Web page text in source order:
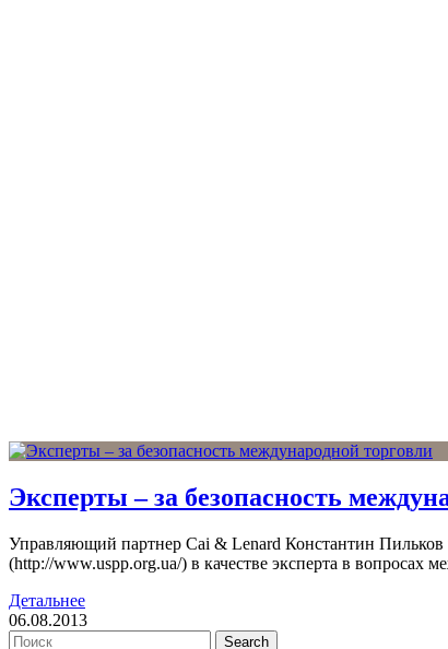
Эксперты – за безопасность
Управляющий партнер Cai & Lenard Константин Пильков
(http://www.uspp.org.ua/) в качестве эксперта в вопросах
Детальнее
06.08.2013